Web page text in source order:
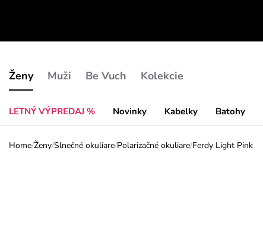
Ženy
LETNÝ VÝPREDAJ % Novinky Kabelky Batohy
Muži Be Vuch Kolekcie
Home/Ženy/Slnečné okuliare/Polarizačné okuliare/Ferdy Light Pink